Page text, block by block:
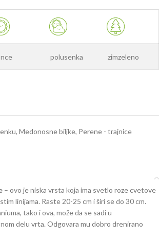
polusenka zimzeleno
, Medonosne biljke, Perene - trajnice
– ovo je niska vrsta koja ima svetlo roze cvetove
linijama. Raste 20-25 cm i širi se do 30 cm.
tako i ova, može da se sadi u
delu vrta. Odgovara mu dobro drenirano